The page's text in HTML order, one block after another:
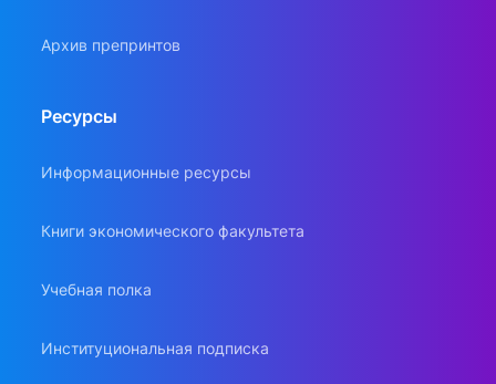
Архив препринтов
Ресурсы
Информационные ресурсы
Книги экономического факультета
Учебная полка
Институциональная подписка